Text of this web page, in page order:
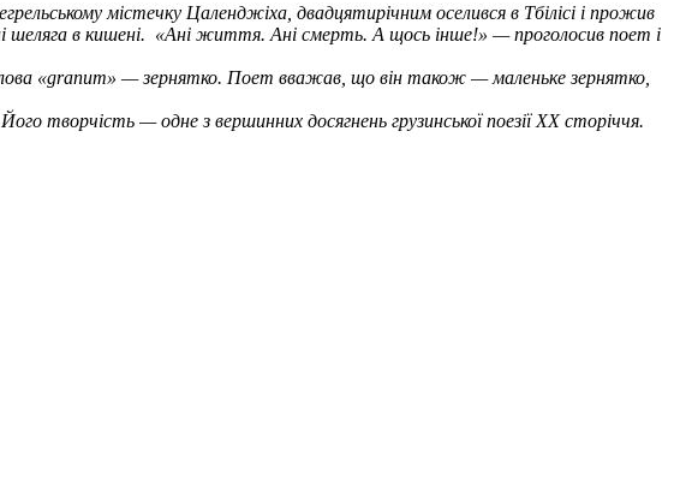
містечку Цаленджіха, двадцятирічним оселився в Тбілісі і прожив
шеляга в кишені. «Ані життя. Ані смерть. А щось інше!» — проголосив поет і
«granum» — зернятко. Поет вважав, що він також — маленьке зернятко,
творчість — одне з вершинних досягнень грузинської поезії ХХ сторіччя.